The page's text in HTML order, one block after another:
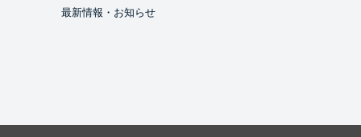
最新情報・お知らせ